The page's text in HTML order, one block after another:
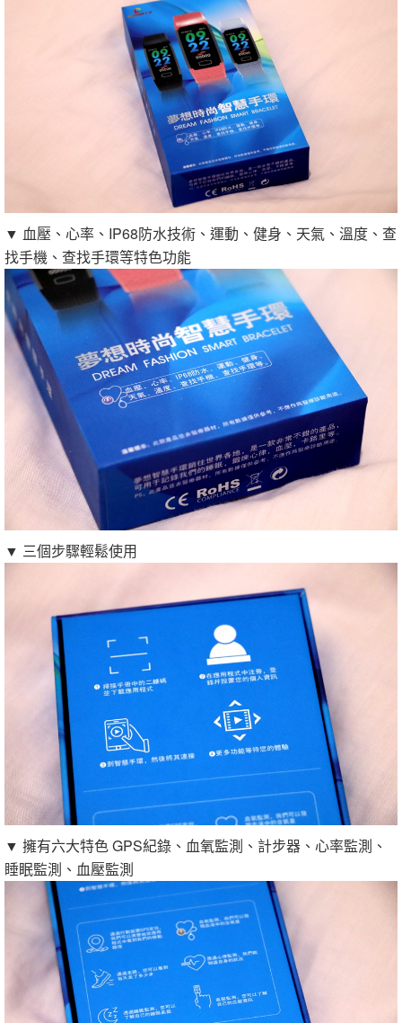
▼ 血壓、心率、IP68防水技術、運動、健身、天氣、溫度、查
找手機、查找手環等特色功能
▼ 三個步驟輕鬆使用
▼ 擁有六大特色 GPS紀錄、血氧監測、計步器、心率監測、
睡眠監測、血壓監測